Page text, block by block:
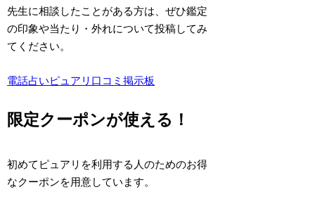
先生に相談したことがある方は、ぜひ鑑定
の印象や当たり・外れについて投稿してみ
てください。
電話占いピュアリ口コミ掲示板
限定クーポンが使える！
初めてピュアリを利用する人のためのお得
なクーポンを用意しています。